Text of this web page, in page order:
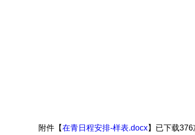
附件【在青日程安排-样表.docx】已下载376